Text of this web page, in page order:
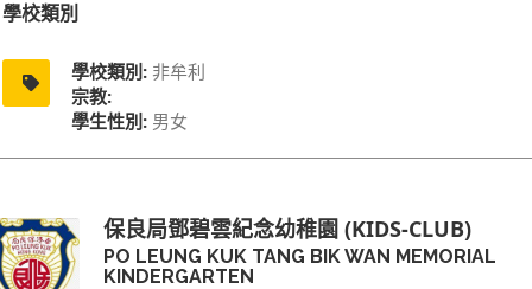
學校類別
學校類別: 非牟利
宗教:
學生性別: 男女
保良局鄧碧雲紀念幼稚園 (KIDS-CLUB)
PO LEUNG KUK TANG BIK WAN MEMORIAL
KINDERGARTEN